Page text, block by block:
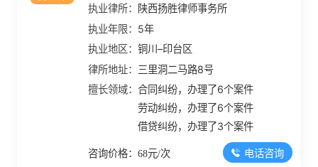
执业律所：
陕西扬胜律师事务所
执业年限： 5年
执业地区：铜川–印台区
律所地址： 三里洞二马路8号
擅长领域：合同纠纷，办理了6个案件
劳动纠纷，办理了6个案件
借贷纠纷，办理了3个案件
咨询价格：68元/次 电话咨询